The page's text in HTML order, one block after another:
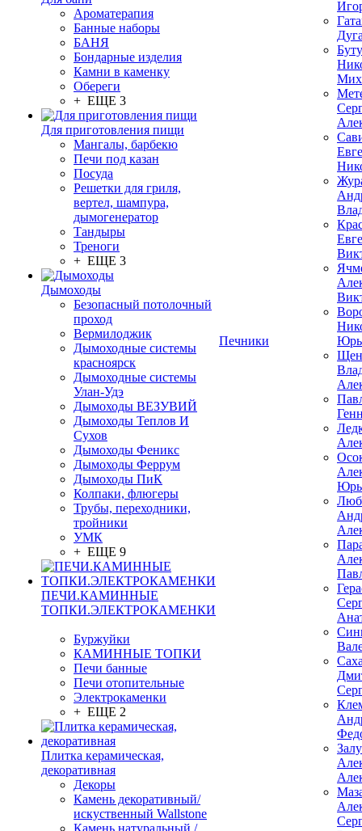
Ароматерапия
Банные наборы
БАНЯ
Бондарные изделия
Камни в каменку
Обереги
+ ЕЩЕ 3
Для приготовления пищи
Мангалы, барбекю
Печи под казан
Посуда
Решетки для гриля,
вертел, шампура,
дымогенератор
Тандыры
Треноги
+ ЕЩЕ 3
Дымоходы
Безопасный потолочный
проход
Вермилоджик
Дымоходные системы
красноярск
Дымоходные системы
Улан-Удэ
Дымоходы ВЕЗУВИЙ
Дымоходы Теплов И
Сухов
Дымоходы Феникс
Дымоходы Феррум
Дымоходы ПиК
Колпаки, флюгеры
Трубы, переходники,
тройники
УМК
+ ЕЩЕ 9
ПЕЧИ.КАМИННЫЕ
ТОПКИ.ЭЛЕКТРОКАМЕНКИ
Буржуйки
КАМИННЫЕ ТОПКИ
Печи банные
Печи отопительные
Электрокаменки
+ ЕЩЕ 2
Плитка керамическая,
декоративная
Декоры
Камень декоративный/
искуственный Wallstone
Камень натуральный /
Печники